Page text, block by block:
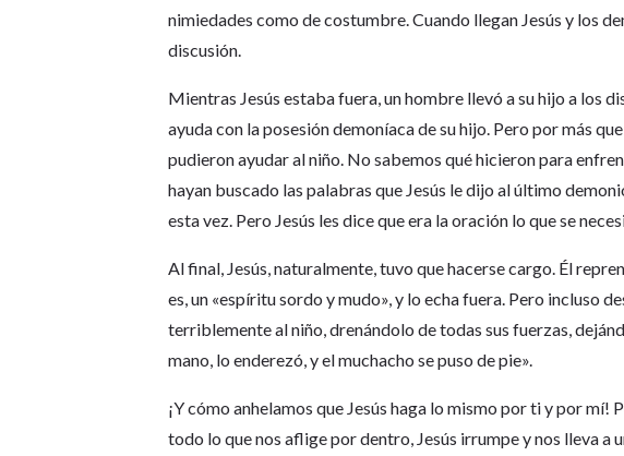
nimiedades como de costumbre. Cuando llegan Jesús y los
discusión.
Mientras Jesús estaba fuera, un hombre llevó a su hijo a los
ayuda con la posesión demoníaca de su hijo. Pero por más
pudieron ayudar al niño. No sabemos qué hicieron para
hayan buscado las palabras que Jesús le dijo al último
esta vez. Pero Jesús les dice que era la oración lo que se
Al final, Jesús, naturalmente, tuvo que hacerse cargo. Él
es, un «espíritu sordo y mudo», y lo echa fuera. Pero incluso
terriblemente al niño, drenándolo de todas sus fuerzas,
mano, lo enderezó, y el muchacho se puso de pie».
¡Y cómo anhelamos que Jesús haga lo mismo por ti y por
todo lo que nos aflige por dentro, Jesús irrumpe y nos lleva a